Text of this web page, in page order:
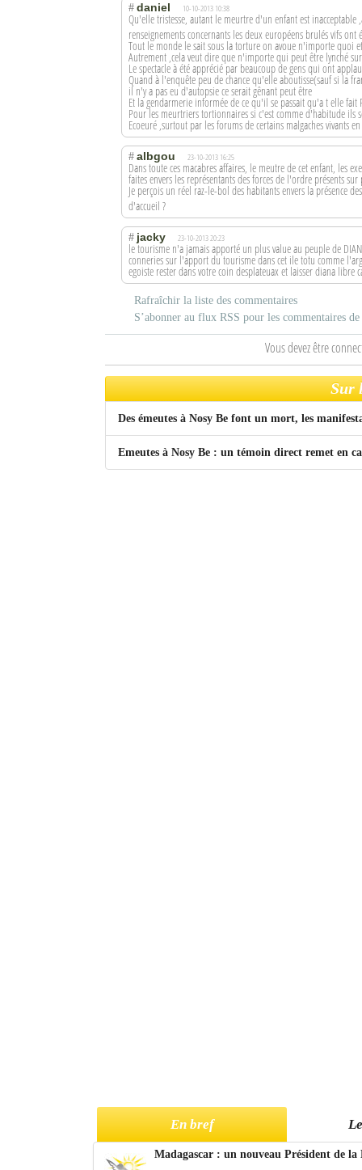
L'actualité du tourisme
Diego Suarez Pratique
# daniel 10-10-2013 10:38
Qu'elle tristesse, autant le meurtre d'un enfant est
renseignements concernants les deux européens brulés vifs
Tout le monde le sait sous la torture on avoue n'importe quoi
Autrement ,cela veut dire que n'importe qui peut être lynché
Le spectacle à été apprécié par beaucoup de gens qui ont
Quand à l'enquête peu de chance qu'elle aboutisse(sauf si la
il n'y a pas eu d'autopsie ce serait gênant peut être
Et la gendarmerie informée de ce qu'il se passait qu'a t elle
Pour les meurtriers tortionnaires si c'est comme d'habitude ils
Ecoeuré ,surtout par les forums de certains malgaches vivants
# albgou 23-10-2013 16:25
Dans toute ces macabres affaires, le meutre de cet enfant, les
faites envers les représentants des forces de l'ordre présents
Je perçois un réel raz-le-bol des habitants envers la présence
d'accueil ?
# jacky 23-10-2013 20:23
le tourisme n'a jamais apporté un plus value au peuple de
conneries sur l'apport du tourisme dans cet ile totu comme
egoiste rester dans votre coin desplateuax et laisser diana libre
Rafraîchir la liste des commentaires
S’abonner au flux RSS pour les commentaires
Vous devez être
Sur
Des émeutes à Nosy Be font un mort, les
Emeutes à Nosy Be : un témoin direct remet en
En bref
Madagascar : un nouveau Président de